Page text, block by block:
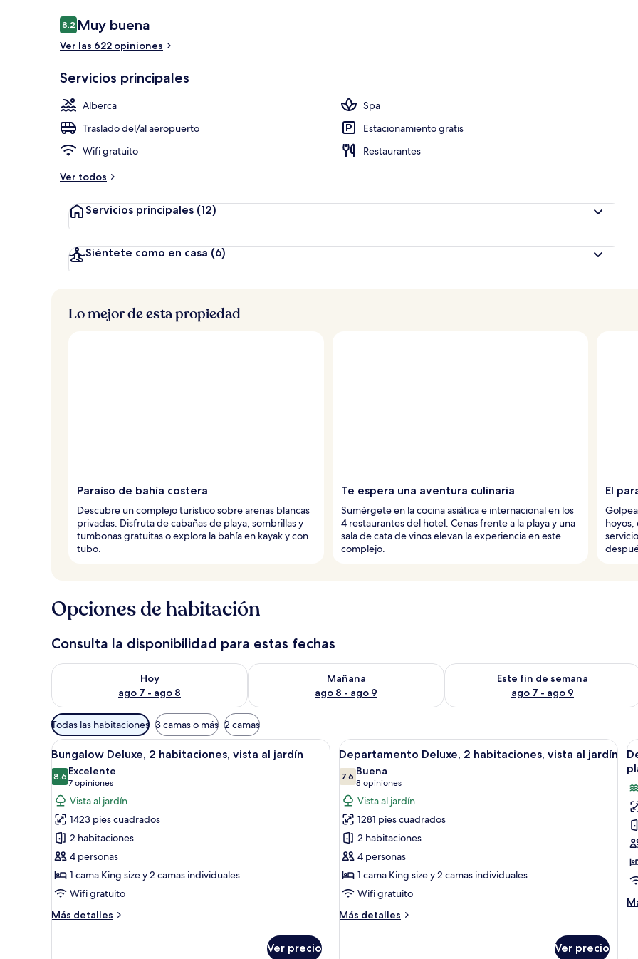
Opiniones
8.28.2 de 10,
Muy buena
Ver las 622 opiniones
Servicios principales
Alberca
Spa
Traslado del/al aeropuerto
Estacionamiento gratis
Wifi gratuito
Restaurantes
Ver todos
Servicios principales (12)
Siéntete como en casa (6)
Lo mejor de esta propiedad
Paraíso de bahía costera
Descubre un complejo turístico sobre arenas blancas
privadas. Disfruta de cabañas de playa, sombrillas y
tumbonas gratuitas o explora la bahía en kayak y con
tubo.
Te espera una aventura culinaria
Sumérgete en la cocina asiática e internacional en los
4 restaurantes del hotel. Cenas frente a la playa y una
sala de cata de vinos elevan la experiencia en este
complejo.
El
hoyos,
Opciones de habitación
Consulta la disponibilidad para estas fechas
Hoy
ago 7 - ago 8
Consulta la disponibilidad para hoy ago 7 - ago 8
Mañana
ago 8 - ago 9
Consulta la disponibilidad para mañana ago 8 - ago 9
Este fin de semana
ago 7 - ago 9
Consulta la disponibilidad para este
Filtros
disponibles
para
las
habitaciones
Todas las habitaciones 3 camas o más 2 camas
Abrir
todas
las
fotos
de
Bungalow
Deluxe,
2
habitaciones,
vista
al
Un área de piscina con agua azul cristalina, rodeada de sillas de descanso y palmeras.
8
Bungalow Deluxe, 2 habitaciones, vista al jardín
8.68.6 de 10
Excelente
7 opiniones
(7
opiniones)
Vista al jardín
1423 pies cuadrados
2 habitaciones
4 personas
1 cama King size y 2 camas individuales
Wifi gratuito
Más detalles
Más
Ver precio
Abrir
todas
las
fotos
de
Departamento
Deluxe,
2
habitaciones,
vista
al
Una piscina con sillas de descanso y
10
Departamento Deluxe, 2 habitaciones, vista al jardín
7.67.6 de 10
Buena
8 opiniones
(8
opiniones)
Vista al jardín
1281 pies cuadrados
2 habitaciones
4 personas
1 cama King size y 2 camas individuales
Wifi gratuito
Más detalles
Más
Ver precio
2